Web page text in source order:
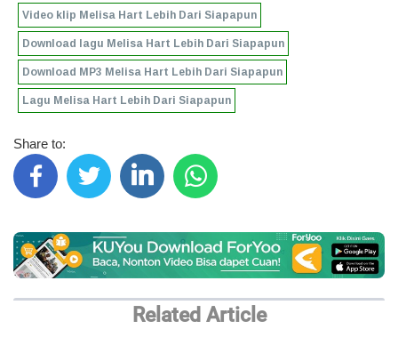
Video klip Melisa Hart Lebih Dari Siapapun
Download lagu Melisa Hart Lebih Dari Siapapun
Download MP3 Melisa Hart Lebih Dari Siapapun
Lagu Melisa Hart Lebih Dari Siapapun
Share to:
Related Article